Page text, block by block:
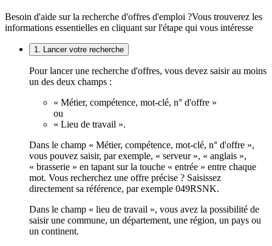
Besoin d'aide sur la recherche d'offres d'emploi ?Vous trouverez les
informations essentielles en cliquant sur l'étape qui vous intéresse
1. Lancer votre recherche
Pour lancer une recherche d'offres, vous devez saisir au moins
un des deux champs :
« Métier, compétence, mot-clé, n° d'offre »
ou
« Lieu de travail ».
Dans le champ « Métier, compétence, mot-clé, n° d'offre »,
vous pouvez saisir, par exemple, « serveur », « anglais »,
« brasserie » en tapant sur la touche « entrée » entre chaque
mot. Vous recherchez une offre précise ? Saisissez
directement sa référence, par exemple 049RSNK.
Dans le champ « lieu de travail », vous avez la possibilité de
saisir une commune, un département, une région, un pays ou
un continent.